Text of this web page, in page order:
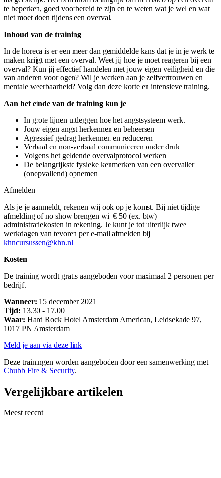
te beperken, goed voorbereid te zijn en te weten wat je wel en wat
niet moet doen tijdens een overval.
Inhoud van de training
In de horeca is er een meer dan gemiddelde kans dat je in je werk te
maken krijgt met een overval. Weet jij hoe je moet reageren bij een
overval? Kun jij effectief handelen met jouw eigen veiligheid en die
van anderen voor ogen? Wil je werken aan je zelfvertrouwen en
mentale weerbaarheid? Volg dan deze korte en intensieve training.
Aan het einde van de training kun je
In grote lijnen uitleggen hoe het angstsysteem werkt
Jouw eigen angst herkennen en beheersen
Agressief gedrag herkennen en reduceren
Verbaal en non-verbaal communiceren onder druk
Volgens het geldende overvalprotocol werken
De belangrijkste fysieke kenmerken van een overvaller
(onopvallend) opnemen
Afmelden
Als je je aanmeldt, rekenen wij ook op je komst. Bij niet tijdige
afmelding of no show brengen wij € 50 (ex. btw)
administratiekosten in rekening. Je kunt je tot uiterlijk twee
werkdagen van tevoren per e-mail afmelden bij
khncursussen@khn.nl.
Kosten
De training wordt gratis aangeboden voor maximaal 2 personen per
bedrijf.
Wanneer: 15 december 2021
Tijd: 13.30 - 17.00
Waar: Hard Rock Hotel Amsterdam American, Leidsekade 97,
1017 PN Amsterdam
Meld je aan via deze link
Deze trainingen worden aangeboden door een samenwerking met
Chubb Fire & Security.
Vergelijkbare artikelen
Meest recent